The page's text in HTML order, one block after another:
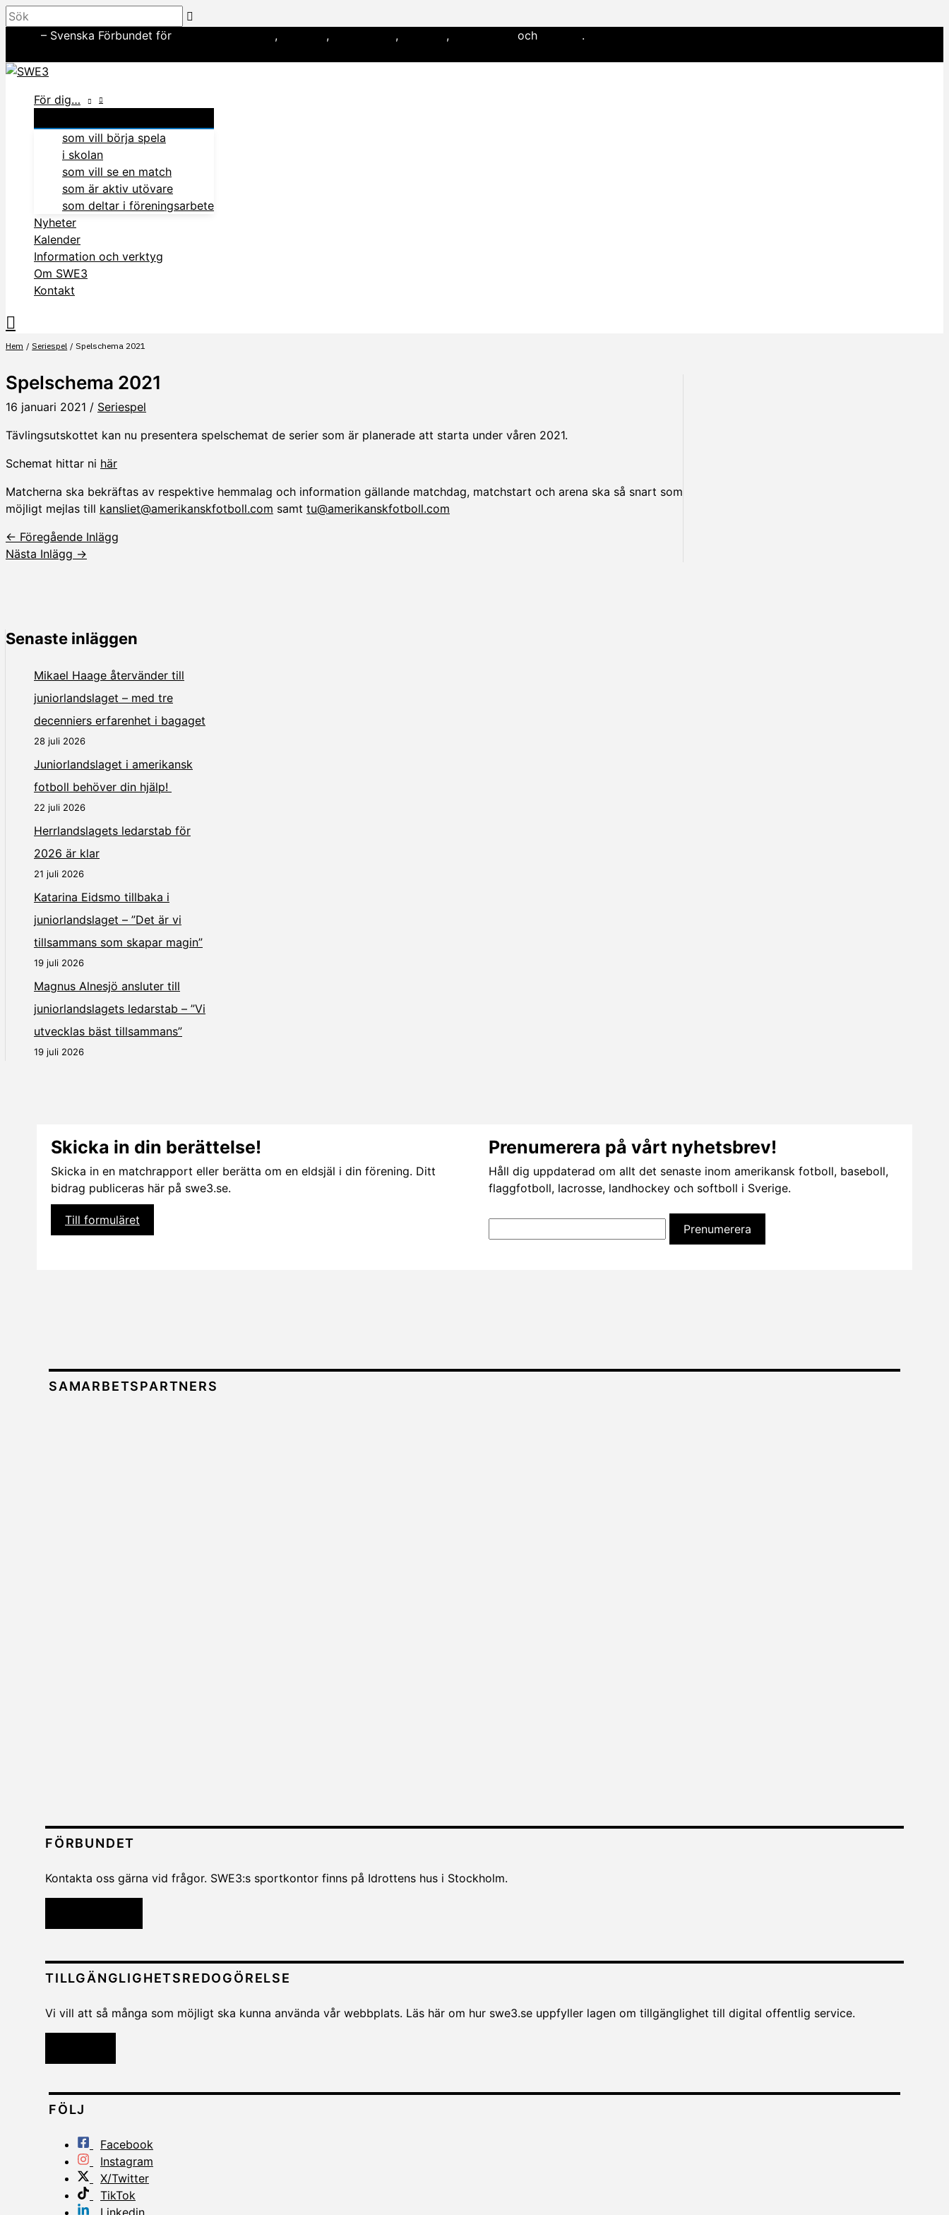
Hoppa
till
Sök
– Svenska Förbundet för , , , , och .
För dig…
som vill börja spela
i skolan
som vill se en match
som är aktiv utövare
som deltar i föreningsarbete
Nyheter
Kalender
Information och verktyg
Om SWE3
Kontakt
Hem Seriespel Spelschema 2021
Spelschema 2021
16 januari 2021 / Seriespel
Tävlingsutskottet kan nu presentera spelschemat de serier som är planerade att starta under våren 2021.
Schemat hittar ni här
Matcherna ska bekräftas av respektive hemmalag och information gällande matchdag, matchstart och arena ska så snart som
möjligt mejlas till kansliet@amerikanskfotboll.com samt tu@amerikanskfotboll.com
← Föregående Inlägg
Nästa Inlägg →
Senaste inläggen
Mikael Haage återvänder till
juniorlandslaget – med tre
decenniers erfarenhet i bagaget
28 juli 2026
Juniorlandslaget i amerikansk
fotboll behöver din hjälp!
22 juli 2026
Herrlandslagets ledarstab för
2026 är klar
21 juli 2026
Katarina Eidsmo tillbaka i
juniorlandslaget – ”Det är vi
tillsammans som skapar magin”
19 juli 2026
Magnus Alnesjö ansluter till
juniorlandslagets ledarstab – ”Vi
utvecklas bäst tillsammans”
19 juli 2026
Skicka in din berättelse!
Skicka in en matchrapport eller berätta om en eldsjäl i din förening. Ditt
bidrag publiceras här på swe3.se.
Till formuläret
Prenumerera på vårt nyhetsbrev!
Håll dig uppdaterad om allt det senaste inom amerikansk fotboll, baseboll,
flaggfotboll, lacrosse, landhockey och softboll i Sverige.
SAMARBETSPARTNERS
FÖRBUNDET
Kontakta oss gärna vid frågor. SWE3:s sportkontor finns på Idrottens hus i Stockholm.
TILLGÄNGLIGHETSREDOGÖRELSE
Vi vill att så många som möjligt ska kunna använda vår webbplats. Läs här om hur swe3.se uppfyller lagen om tillgänglighet till digital offentlig service.
FÖLJ
Facebook
Instagram
X/Twitter
TikTok